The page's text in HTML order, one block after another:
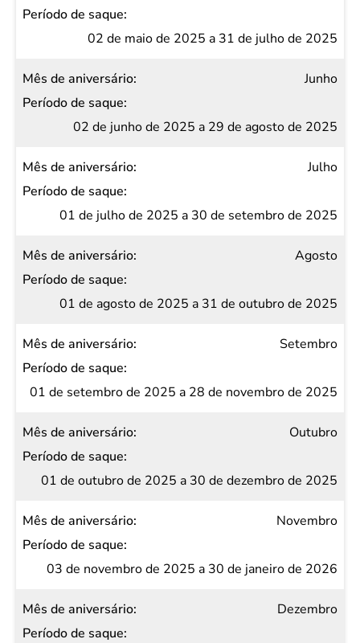
02 de maio de 2025 a 31 de julho de 2025
Junho
02 de junho de 2025 a 29 de agosto de 2025
Julho
01 de julho de 2025 a 30 de setembro de 2025
Agosto
01 de agosto de 2025 a 31 de outubro de 2025
Setembro
01 de setembro de 2025 a 28 de novembro de 2025
Outubro
01 de outubro de 2025 a 30 de dezembro de 2025
Novembro
03 de novembro de 2025 a 30 de janeiro de 2026
Dezembro